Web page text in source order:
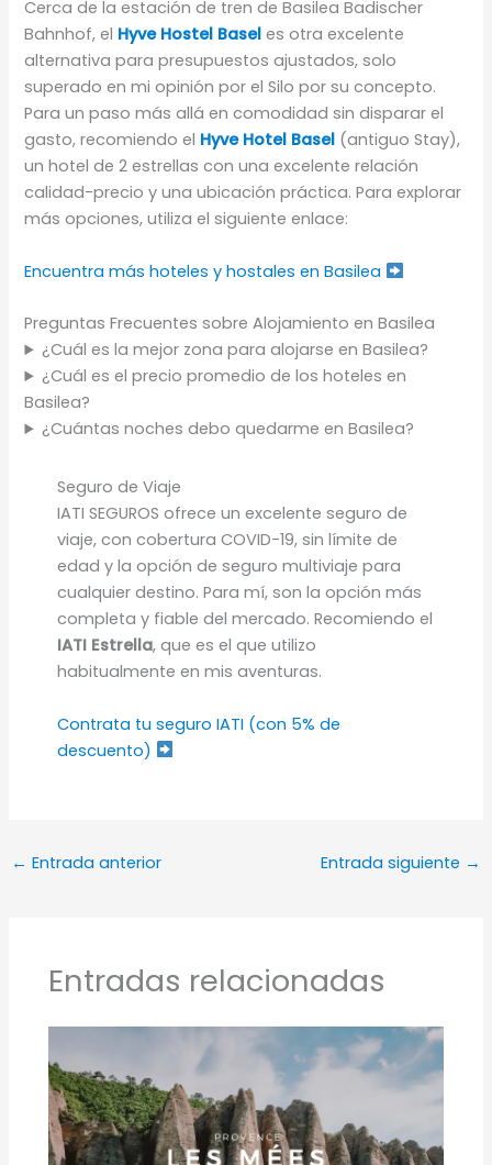
Cerca de la estación de tren de Basilea Badischer
Bahnhof, el Hyve Hostel Basel es otra excelente
alternativa para presupuestos ajustados, solo
superado en mi opinión por el Silo por su concepto.
Para un paso más allá en comodidad sin disparar el
gasto, recomiendo el Hyve Hotel Basel (antiguo Stay),
un hotel de 2 estrellas con una excelente relación
calidad-precio y una ubicación práctica. Para explorar
más opciones, utiliza el siguiente enlace:
Encuentra más hoteles y hostales en Basilea
Preguntas Frecuentes sobre Alojamiento en Basilea
¿Cuál es la mejor zona para alojarse en Basilea?
¿Cuál es el precio promedio de los hoteles en
Basilea?
¿Cuántas noches debo quedarme en Basilea?
Seguro de Viaje
IATI SEGUROS ofrece un excelente seguro de
viaje, con cobertura COVID-19, sin límite de
edad y la opción de seguro multiviaje para
cualquier destino. Para mí, son la opción más
completa y fiable del mercado. Recomiendo el
IATI Estrella, que es el que utilizo
habitualmente en mis aventuras.
Contrata tu seguro IATI (con 5% de
descuento)
← Entrada anterior Entrada siguiente →
Entradas relacionadas